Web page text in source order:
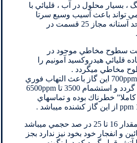
، بسيار محلول در آب ، قليائي با
تواند باعث آسيب وسيع سرتا
سر مجاري تنفسي شود حد آستانه مجاز 25 قسمت در
سطوح مخاطي موجود در
قليائي هيدروكسيد آمونيم را
مخاطي ميگردد .
تنفس غلظت 400 ppm تا 700ppm اين گاز باعث التهاب فوري
در چشم و بيني و گلو مي گردد و استشمام 3500 تا 6500ppm
خطرناك بوده و تماسهاي
حد قابل اشتعال آمونياك مقدار 16 تا 25 در صد حجمي ميباشد
و انفجار خود بخود نيز ندارد بجز